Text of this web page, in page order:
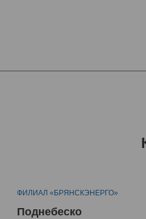
ФИЛИАЛ «БРЯНСКЭНЕРГО»
Поднебеско